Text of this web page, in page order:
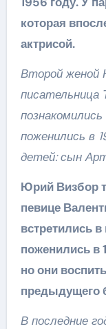
которая
актрисой.
Второй женой
писательница
поженились в
детей: сын
Юрий Визбор
певице
встретились
поженились в
но они
предыдущего
В последние